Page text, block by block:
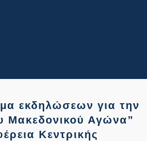
εκδηλώσεων για την
Μακεδονικού Αγώνα”
Κεντρικής